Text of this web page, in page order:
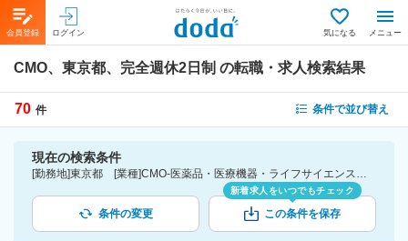
会員登録 ログイン 気になる メニュー
CMO、東京都、完全週休2日制 の転職・求人検索結果
70 件 条件で並び替え
現在の検索条件
[勤務地]東京都 [業種]CMO-医薬品・医療機器・ライフサイエンス・医療系サービス [こだわり条件ピックアップ]完全週休2日制 [詳細条件](休日・働き方)完全週休2日制
条件の変更
新着求人をいつでもチェック
この条件を保存